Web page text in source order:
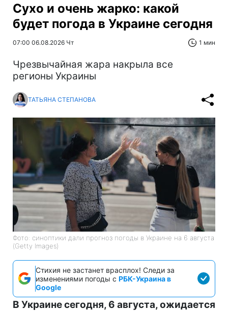
Сухо и очень жарко: какой
будет погода в Украине сегодня
07:00 06.08.2026 Чт 1 мин
Чрезвычайная жара накрыла все
регионы Украины
ТАТЬЯНА СТЕПАНОВА
Фото: синоптики дали прогноз погоды в Украине на 6 августа
(Getty Images)
Стихия не застанет врасплох! Следи за
изменениями погоды с РБК-Украина в
Google
В Украине сегодня, 6 августа, ожидается